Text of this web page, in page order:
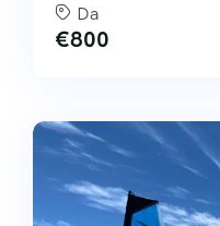
Da
€800